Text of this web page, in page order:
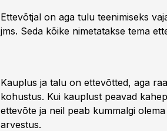
Ettevõtjal on aga tulu teenimiseks
jms. Seda kõike nimetatakse tema
Kauplus ja talu on ettevõtted, aga
kohustus. Kui kauplust peavad
ettevõte ja neil peab kummalgi
arvestus.